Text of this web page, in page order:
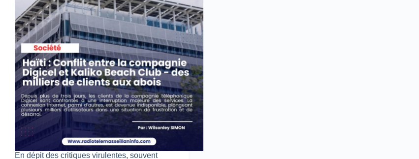
En dépit des critiques virulentes, souvent